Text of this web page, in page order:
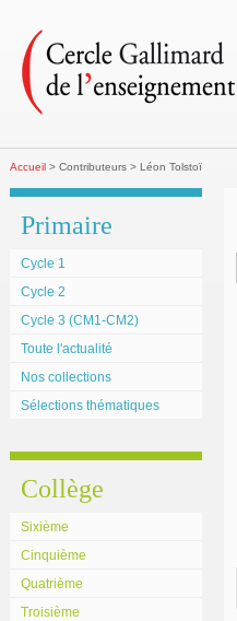
Accueil > Contributeurs > Léon Tolstoï
Primaire
Cycle 1
Cycle 2
Cycle 3 (CM1-CM2)
Toute l'actualité
Nos collections
Sélections thématiques
Collège
Sixième
Cinquième
Quatrième
Troisième